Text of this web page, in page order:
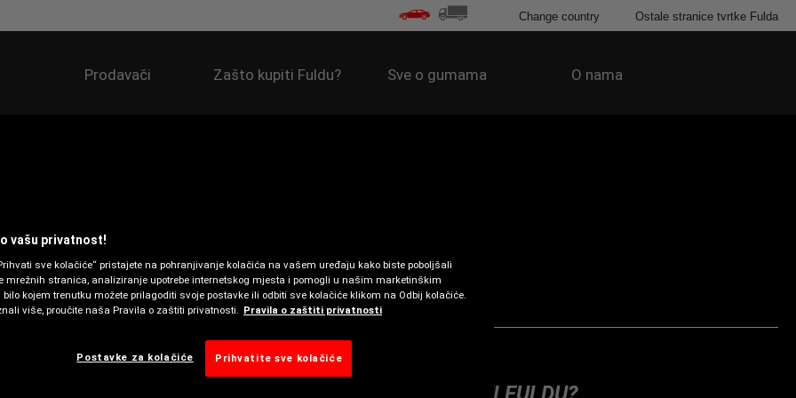
Prodavači Zašto kupiti Fuldu? Sve o gumama O nama
Change country Ostale stranice tvrtke Fulda
vašu privatnost!
sve kolačiće“ pristajete na pohranjivanje kolačića na vašem uređaju kako biste poboljšali
mrežnih stranica, analiziranje upotrebe internetskog mjesta i pomogli u našim marketinškim
bilo kojem trenutku možete prilagoditi svoje postavke ili odbiti sve kolačiće klikom na Odbij kolačiće.
više, proučite naša Pravila o zaštiti privatnosti. Pravila o zaštiti privatnosti
Postavke za kolačiće Prihvatite sve kolačiće